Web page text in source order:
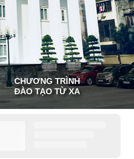
CHƯƠNG TRÌNH
ĐÀO TẠO TỪ XA